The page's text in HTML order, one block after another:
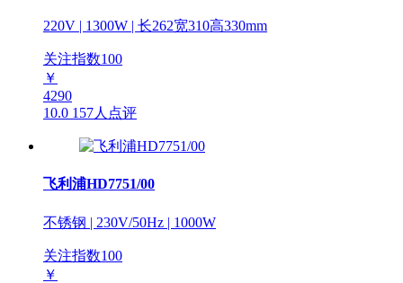
220V | 1300W | 长262宽310高330mm
关注指数100
￥
4290
10.0 157人点评
飞利浦HD7751/00
不锈钢 | 230V/50Hz | 1000W
关注指数100
￥